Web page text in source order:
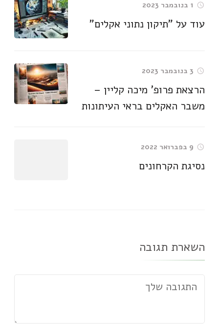
1 בנובמבר 2023
עוד על "תיקון נתוני אקלים"
3 בנובמבר 2023
הרצאת פרופ' מיכה קליין –
משבר האקלים בראי העיתונות
9 בפברואר 2022
נסיגת הקרחונים
השארת תגובה